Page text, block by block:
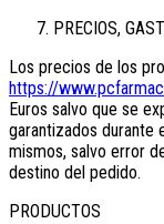
PRECIOS,
Los precios de los
https://
Euros salvo que se
garantizados durante
mismos, salvo error
destino del pedido.
PRODUCTOS